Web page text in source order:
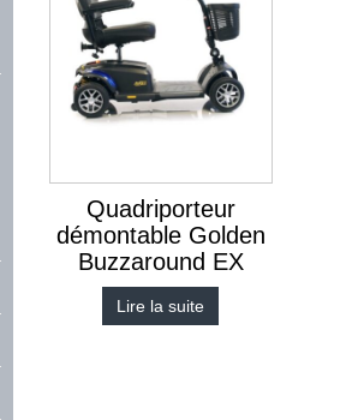
Quadriporteur
démontable Golden
Buzzaround EX
Lire la suite